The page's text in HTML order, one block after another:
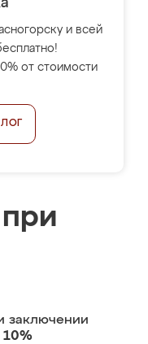
и всей
от стоимости
заключении
10%